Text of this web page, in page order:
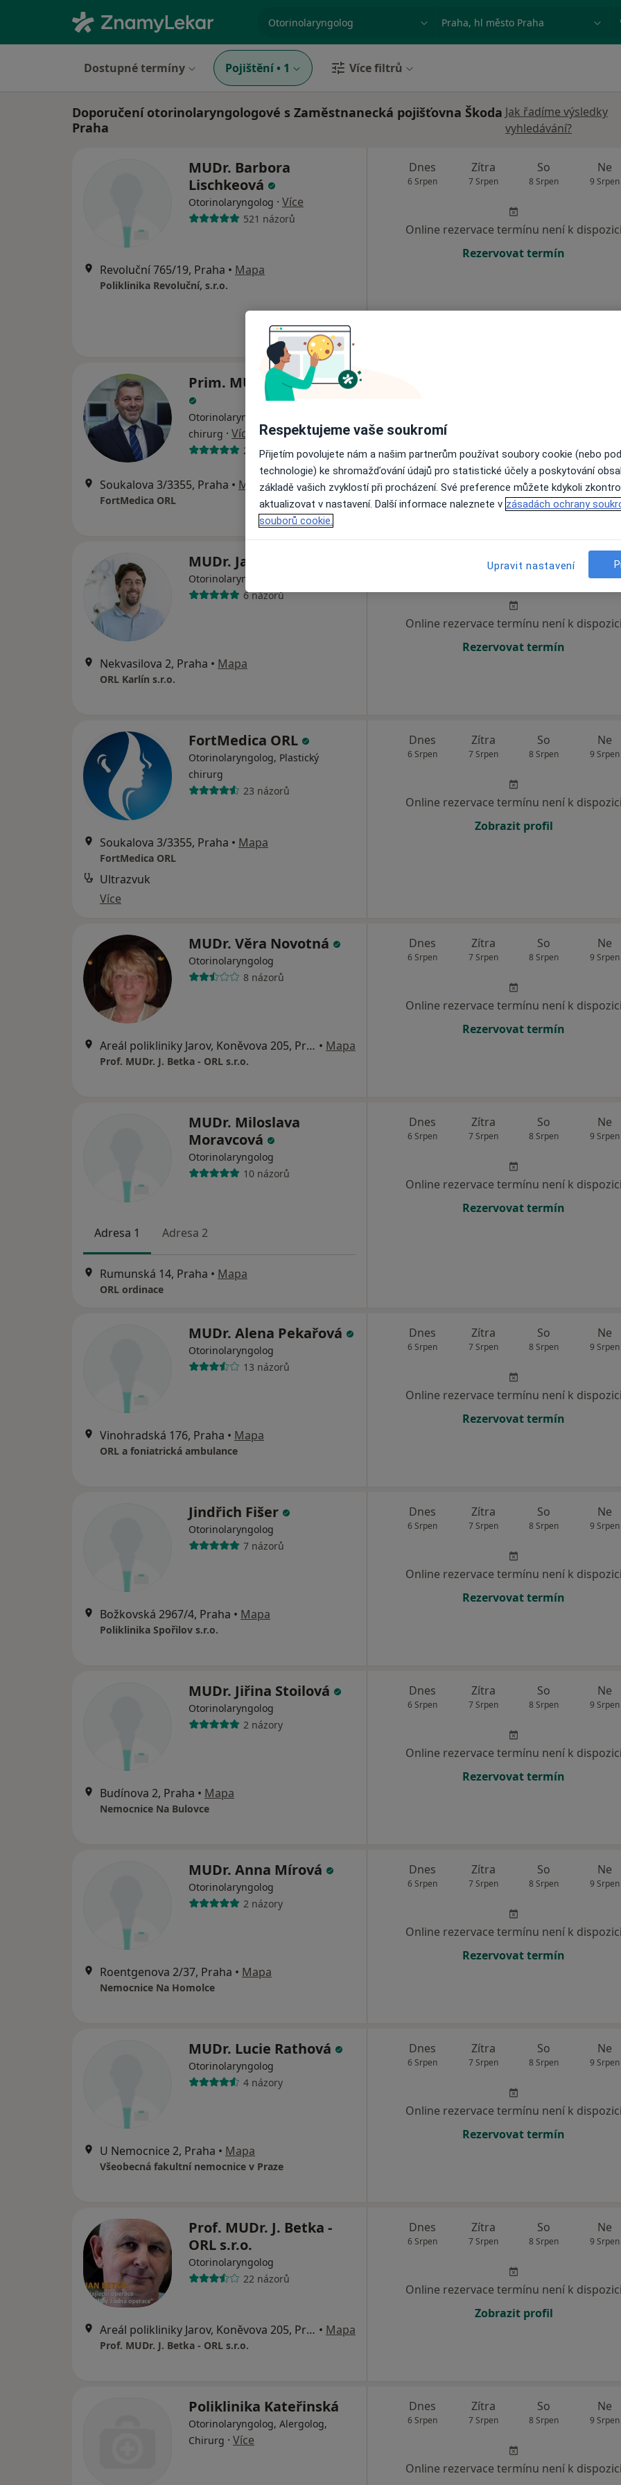
Město nebo region
Dostupné termíny Pojištění • 1 Více filtrů
Doporučení otorinolaryngologové s Zaměstnanecká pojišťovna Škoda
Praha
Jak řadíme výsledky
vyhledávání?
MUDr. Barbora
Lischkeová
Otorinolaryngolog · Více
521 názorů
Revoluční 765/19, Praha • Mapa
Poliklinika Revoluční, s.r.o.
Dnes
6 Srpen
Zítra
7 Srpen
So
8 Srpen
Ne
9 Srpen
Online rezervace termínu není k dispozici
Rezervovat termín
Prim. MUDr. Tomáš Fořt
Otorinolaryngolog, Plastický
chirurg · Více
21 názorů
Soukalova 3/3355, Praha • Mapa
FortMedica ORL
Rezervovat termín
MUDr. Jan Vopálenský
Otorinolaryngolog
6 názorů
Nekvasilova 2, Praha • Mapa
ORL Karlín s.r.o.
Zítra
7 Srpen
So
9 Srpen
Online rezervace termínu není k dispozici
Rezervovat termín
FortMedica ORL
Otorinolaryngolog, Plastický
chirurg
23 názorů
Soukalova 3/3355, Praha • Mapa
FortMedica ORL
Ultrazvuk
Více
Dnes
6 Srpen
Zítra
7 Srpen
So
8 Srpen
Ne
9 Srpen
Online rezervace termínu není k dispozici
Zobrazit profil
MUDr. Věra Novotná
Otorinolaryngolog
8 názorů
Areál polikliniky Jarov, Koněvova 205, Praha • Mapa
Prof. MUDr. J. Betka - ORL s.r.o.
Dnes
6 Srpen
Zítra
7 Srpen
So
8 Srpen
Ne
9 Srpen
Online rezervace termínu není k dispozici
Rezervovat termín
MUDr. Miloslava
Moravcová
Otorinolaryngolog
10 názorů
Adresa 1 Adresa 2
Rumunská 14, Praha • Mapa
ORL ordinace
Dnes
6 Srpen
Zítra
7 Srpen
So
8 Srpen
Ne
9 Srpen
Online rezervace termínu není k dispozici
Rezervovat termín
MUDr. Alena Pekařová
Otorinolaryngolog
13 názorů
Vinohradská 176, Praha • Mapa
ORL a foniatrická ambulance
Dnes
6 Srpen
Zítra
7 Srpen
So
8 Srpen
Ne
9 Srpen
Online rezervace termínu není k dispozici
Rezervovat termín
Jindřich Fišer
Otorinolaryngolog
7 názorů
Božkovská 2967/4, Praha • Mapa
Poliklinika Spořilov s.r.o.
Dnes
6 Srpen
Zítra
7 Srpen
So
8 Srpen
Ne
9 Srpen
Online rezervace termínu není k dispozici
Rezervovat termín
MUDr. Jiřina Stoilová
Otorinolaryngolog
2 názory
Budínova 2, Praha • Mapa
Nemocnice Na Bulovce
Dnes
6 Srpen
Zítra
7 Srpen
So
8 Srpen
Ne
9 Srpen
Online rezervace termínu není k dispozici
Rezervovat termín
MUDr. Anna Mírová
Otorinolaryngolog
2 názory
Roentgenova 2/37, Praha • Mapa
Nemocnice Na Homolce
Dnes
6 Srpen
Zítra
7 Srpen
So
8 Srpen
Ne
9 Srpen
Online rezervace termínu není k dispozici
Rezervovat termín
MUDr. Lucie Rathová
Otorinolaryngolog
4 názory
U Nemocnice 2, Praha • Mapa
Všeobecná fakultní nemocnice v Praze
Dnes
6 Srpen
Zítra
7 Srpen
So
8 Srpen
Ne
9 Srpen
Online rezervace termínu není k dispozici
Rezervovat termín
Prof. MUDr. J. Betka -
ORL s.r.o.
Otorinolaryngolog
22 názorů
Areál polikliniky Jarov, Koněvova 205, Praha • Mapa
Prof. MUDr. J. Betka - ORL s.r.o.
Dnes
6 Srpen
Zítra
7 Srpen
So
8 Srpen
Ne
9 Srpen
Online rezervace termínu není k dispozici
Zobrazit profil
Poliklinika Kateřinská
Otorinolaryngolog, Alergolog,
Chirurg · Více
Dnes
6 Srpen
Zítra
7 Srpen
So
8 Srpen
Ne
9 Srpen
Online rezervace termínu není k dispozici
Respektujeme vaše soukromí
Přijetím povolujete nám a našim partnerům používat soubory cookie (nebo
technologie) ke shromažďování údajů pro statistické účely a poskytování
základě vašich zvyklostí při procházení. Své preference můžete kdykoli
aktualizovat v nastavení. Další informace naleznete v zásadách ochrany
souborů cookie.
Upravit nastavení